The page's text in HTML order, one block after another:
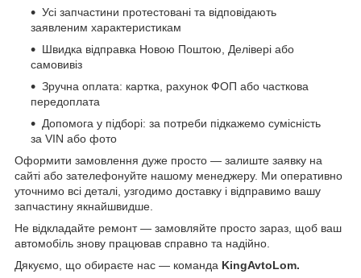
Усі запчастини протестовані та відповідають
заявленим характеристикам
Швидка відправка Новою Поштою, Делівері або
самовивіз
Зручна оплата: картка, рахунок ФОП або часткова
передоплата
Допомога у підборі: за потреби підкажемо сумісність
за VIN або фото
Оформити замовлення дуже просто — залиште заявку на
сайті або зателефонуйте нашому менеджеру. Ми оперативно
уточнимо всі деталі, узгодимо доставку і відправимо вашу
запчастину якнайшвидше.
Не відкладайте ремонт — замовляйте просто зараз, щоб ваш
автомобіль знову працював справно та надійно.
Дякуємо, що обираєте нас — команда KingAvtoLom.